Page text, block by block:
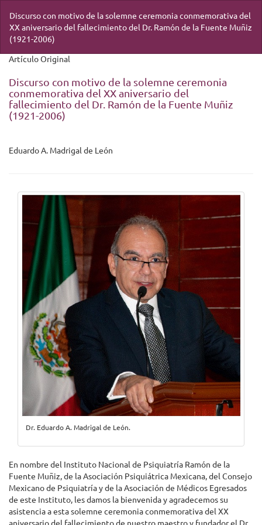
los
detalles
del
artículo
Discurso con motivo de la solemne ceremonia conmemorativa del
XX aniversario del fallecimiento del Dr. Ramón de la Fuente Muñiz
(1921-2006)